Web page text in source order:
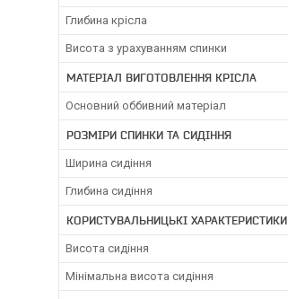
Глибина крісла
Висота з урахуванням спинки
МАТЕРІАЛ ВИГОТОВЛЕННЯ КРІСЛА
Основний оббивний матеріал
РОЗМІРИ СПИНКИ ТА СИДІННЯ
Ширина сидіння
Глибина сидіння
КОРИСТУВАЛЬНИЦЬКІ ХАРАКТЕРИСТИКИ
Висота сидіння
Мінімальна висота сидіння